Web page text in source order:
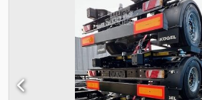
1320 mm - Visina vožnje bez tereta 1090
izvlakač 4x100 mm - BPW osovine 2x9 t,
(delimično dostupno i sa SAF osovinama) -
Dimenzija pneumatika 385/ Krone Easy
pneumaticima 435 ili 445 - Električni nosač
Signalne table ECE-R70, 2 kom. - KTL
plastificirano mat crna boja Cene su bez